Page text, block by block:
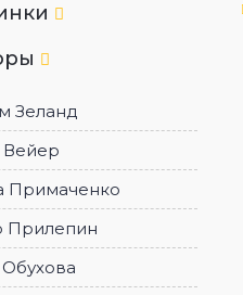
Зеланд
Примаченко
Прилепин